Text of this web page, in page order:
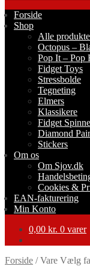
Forside
Shop
Alle
Octopus –
Pop It – Pop
Fidget Toys
Stressbolde
Tegneting
Elmers
Klassikere
Fidget
Diamond
Stickers
Om os
Om Sjov.dk
Cookies &
EAN-fakturering
Min Konto
0,00 kr. 0 varer
Forside /Vare Vælg